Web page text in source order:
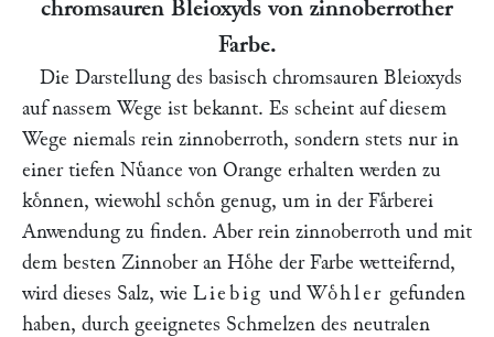
chromsauren Bleioxyds von zinnoberrother
Farbe.
Die Darstellung des basisch chromsauren Bleioxyds
auf nassem Wege ist bekannt. Es scheint auf diesem
Wege niemals rein zinnoberroth, sondern stets nur in
einer tiefen Nuͤance von Orange erhalten werden zu
koͤnnen, wiewohl schoͤn genug, um in der Faͤrberei
Anwendung zu finden. Aber rein zinnoberroth und mit
dem besten Zinnober an Hoͤhe der Farbe wetteifernd,
wird dieses Salz, wie Liebig und Woͤhler gefunden
haben, durch geeignetes Schmelzen des neutralen